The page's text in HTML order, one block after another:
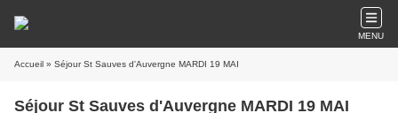
MENU
Accueil » Séjour St Sauves d'Auvergne MARDI 19 MAI
Séjour St Sauves d'Auvergne MARDI 19 MAI